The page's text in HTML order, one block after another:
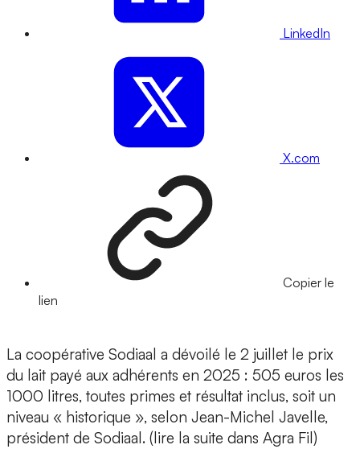
LinkedIn
X.com
Copier le
lien
La coopérative Sodiaal a dévoilé le 2 juillet le prix
du lait payé aux adhérents en 2025 : 505 euros les
1000 litres, toutes primes et résultat inclus, soit un
niveau « historique », selon Jean-Michel Javelle,
président de Sodiaal. (lire la suite dans Agra Fil)